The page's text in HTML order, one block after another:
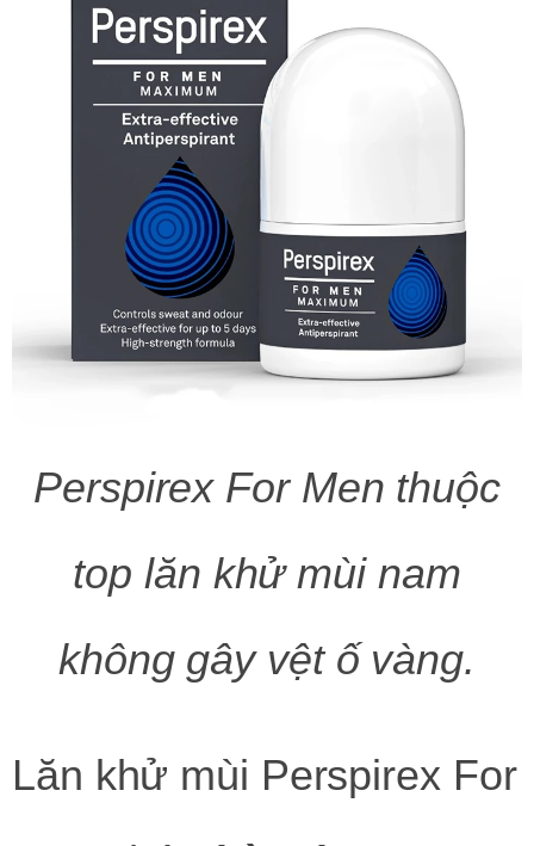
Perspirex For Men thuộc
top lăn khử mùi nam
không gây vệt ố vàng.
Lăn khử mùi Perspirex For